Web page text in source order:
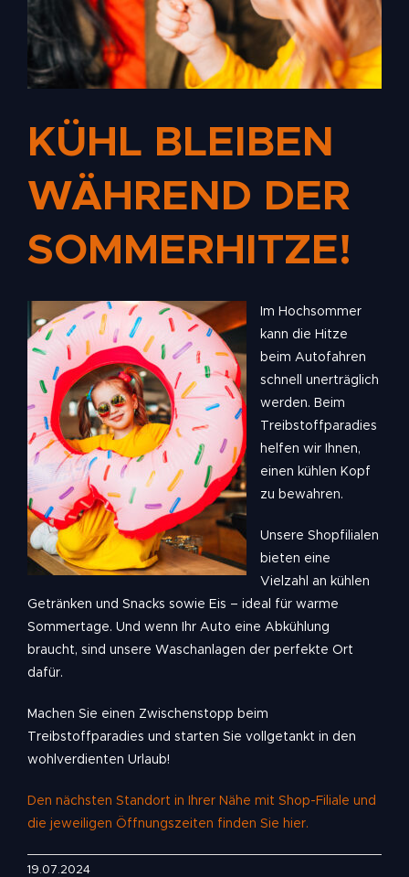
KÜHL BLEIBEN
WÄHREND DER
SOMMERHITZE!
Im Hochsommer
kann die Hitze
beim Autofahren
schnell unerträglich
werden. Beim
Treibstoffparadies
helfen wir Ihnen,
einen kühlen Kopf
zu bewahren.
Unsere Shopfilialen
bieten eine
Vielzahl an kühlen
Getränken und Snacks sowie Eis – ideal für warme
Sommertage. Und wenn Ihr Auto eine Abkühlung
braucht, sind unsere Waschanlagen der perfekte Ort
dafür.
Machen Sie einen Zwischenstopp beim
Treibstoffparadies und starten Sie vollgetankt in den
wohlverdienten Urlaub!
Den nächsten Standort in Ihrer Nähe mit Shop-Filiale und
die jeweiligen Öffnungszeiten finden Sie hier.
19.07.2024